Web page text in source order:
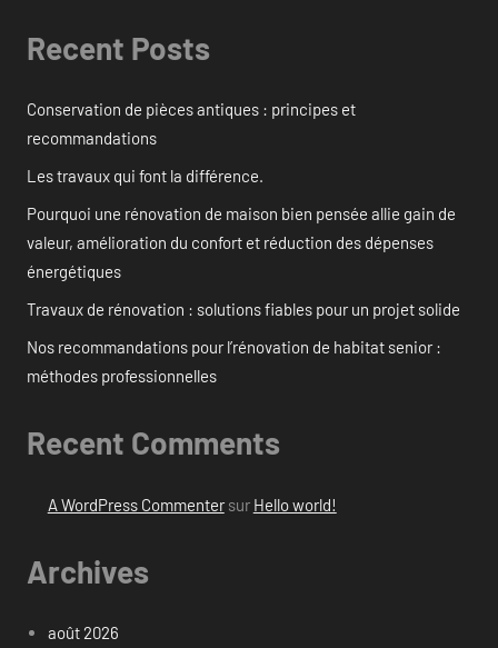
Recent Posts
Conservation de pièces antiques : principes et
recommandations
Les travaux qui font la différence.
Pourquoi une rénovation de maison bien pensée allie gain de
valeur, amélioration du confort et réduction des dépenses
énergétiques
Travaux de rénovation : solutions fiables pour un projet solide
Nos recommandations pour l’rénovation de habitat senior :
méthodes professionnelles
Recent Comments
A WordPress Commentersur Hello world!
Archives
août 2026